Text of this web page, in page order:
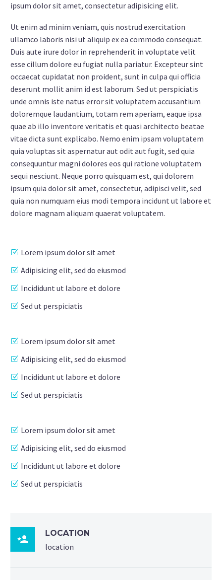
ipsum dolor sit amet, consectetur adipisicing elit.
Ut enim ad minim veniam, quis nostrud exercitation
ullamco laboris nisi ut aliquip ex ea commodo consequat.
Duis aute irure dolor in reprehenderit in voluptate velit
esse cillum dolore eu fugiat nulla pariatur. Excepteur sint
occaecat cupidatat non proident, sunt in culpa qui officia
deserunt mollit anim id est laborum. Sed ut perspiciatis
unde omnis iste natus error sit voluptatem accusantium
doloremque laudantium, totam rem aperiam, eaque ipsa
quae ab illo inventore veritatis et quasi architecto beatae
vitae dicta sunt explicabo. Nemo enim ipsam voluptatem
quia voluptas sit aspernatur aut odit aut fugit, sed quia
consequuntur magni dolores eos qui ratione voluptatem
sequi nesciunt. Neque porro quisquam est, qui dolorem
ipsum quia dolor sit amet, consectetur, adipisci velit, sed
quia non numquam eius modi tempora incidunt ut labore et
dolore magnam aliquam quaerat voluptatem.
Lorem ipsum dolor sit amet
Adipisicing elit, sed do eiusmod
Incididunt ut labore et dolore
Sed ut perspiciatis
Lorem ipsum dolor sit amet
Adipisicing elit, sed do eiusmod
Incididunt ut labore et dolore
Sed ut perspiciatis
Lorem ipsum dolor sit amet
Adipisicing elit, sed do eiusmod
Incididunt ut labore et dolore
Sed ut perspiciatis

LOCATION
location